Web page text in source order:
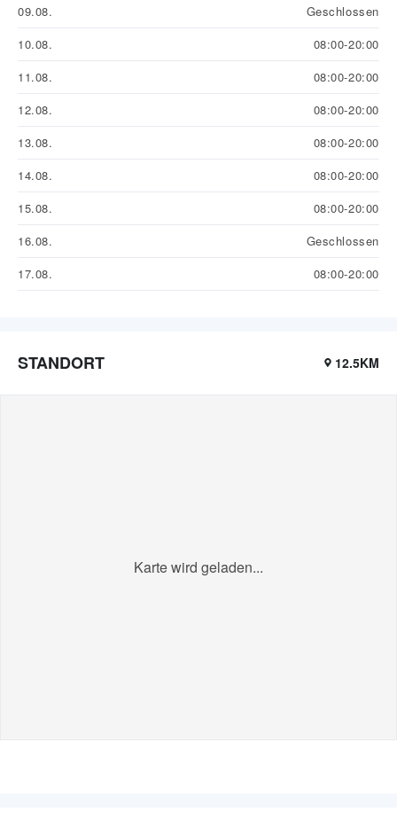
09.08.
Geschlossen
10.08.
08:00-20:00
11.08.
08:00-20:00
12.08.
08:00-20:00
13.08.
08:00-20:00
14.08.
08:00-20:00
15.08.
08:00-20:00
16.08.
Geschlossen
17.08.
08:00-20:00
STANDORT 12.5KM
Karte wird geladen...